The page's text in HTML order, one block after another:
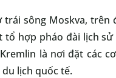
sông Moskva, trên
hợp pháo đài lịch
là nơi đặt các
lịch quốc tế.